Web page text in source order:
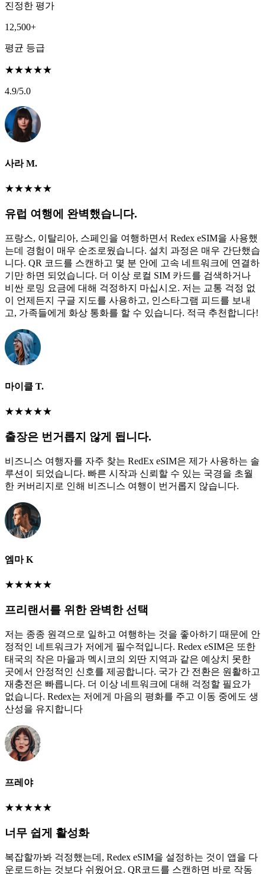
진정한 평가
12,500+
평균 등급
★★★★★
4.9/5.0
사라 M.
★★★★★
유럽 여행에 완벽했습니다.
프랑스, 이탈리아, 스페인을 여행하면서 Redex eSIM을 사용했
는데 경험이 매우 순조로웠습니다. 설치 과정은 매우 간단했습
니다. QR 코드를 스캔하고 몇 분 안에 고속 네트워크에 연결하
기만 하면 되었습니다. 더 이상 로컬 SIM 카드를 검색하거나
비싼 로밍 요금에 대해 걱정하지 마십시오. 저는 교통 걱정 없
이 언제든지 구글 지도를 사용하고, 인스타그램 피드를 보내
고, 가족들에게 화상 통화를 할 수 있습니다. 적극 추천합니다!
마이클 T.
★★★★★
출장은 번거롭지 않게 됩니다.
비즈니스 여행자를 자주 찾는 RedEx eSIM은 제가 사용하는 솔
루션이 되었습니다. 빠른 시작과 신뢰할 수 있는 국경을 초월
한 커버리지로 인해 비즈니스 여행이 번거롭지 않습니다.
엠마 K
★★★★★
프리랜서를 위한 완벽한 선택
저는 종종 원격으로 일하고 여행하는 것을 좋아하기 때문에 안
정적인 네트워크가 저에게 필수적입니다. Redex eSIM은 또한
태국의 작은 마을과 멕시코의 외딴 지역과 같은 예상치 못한
곳에서 안정적인 신호를 제공합니다. 국가 간 전환은 원활하고
재충전은 빠릅니다. 더 이상 네트워크에 대해 걱정할 필요가
없습니다. Redex는 저에게 마음의 평화를 주고 이동 중에도 생
산성을 유지합니다
프레야
★★★★★
너무 쉽게 활성화
복잡할까봐 걱정했는데, Redex eSIM을 설정하는 것이 앱을 다
운로드하는 것보다 쉬웠어요. QR코드를 스캔하면 바로 작동